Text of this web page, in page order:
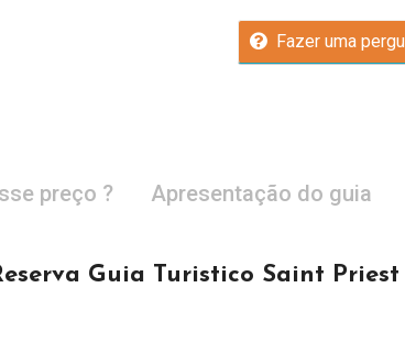
Fazer uma
preço ? Apresentação do guia
Guia Turistico Saint Priest